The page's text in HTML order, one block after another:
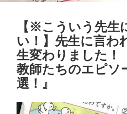
【※こういう先生
い！】先生に言わ
生変わりました！
教師たちのエピソ
選！』